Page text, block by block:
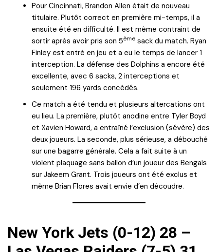
Pour Cincinnati, Brandon Allen était de nouveau
titulaire. Plutôt correct en première mi-temps, il a
ensuite été en difficulté. Il est même contraint de
sortir après avoir pris son 5ème sack du match. Ryan
Finley est entré en jeu et a eu le temps de lancer 1
interception. La défense des Dolphins a encore été
excellente, avec 6 sacks, 2 interceptions et
seulement 196 yards concédés.
Ce match a été tendu et plusieurs altercations ont
eu lieu. La première, plutôt anodine entre Tyler Boyd
et Xavien Howard, a entraîné l’exclusion (sévère) des
deux joueurs. La seconde, plus sérieuse, a débouché
sur une bagarre générale. Cela a fait suite à un
violent plaquage sans ballon d’un joueur des Bengals
sur Jakeem Grant. Trois joueurs ont été exclus et
même Brian Flores avait envie d’en découdre.
New York Jets (0-12) 28 –